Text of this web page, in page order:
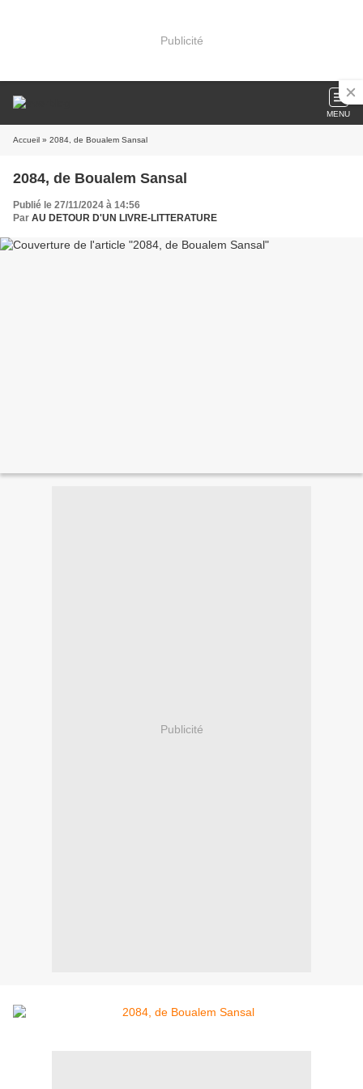
Publicité
MENU
Accueil » 2084, de Boualem Sansal
2084, de Boualem Sansal
Publié le 27/11/2024 à 14:56
Par AU DETOUR D'UN LIVRE-LITTERATURE
Publicité